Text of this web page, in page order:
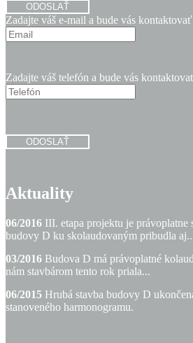
ODOSLAŤ
Zadajte váš e-mail a bude vás
Zadajte váš telefón a bude vás
ODOSLAŤ
Aktuality
06/2016 III. etapa projektu je právoplatne
budovy D ku skolaudovaným pribudla
03/2016 Budova D má právoplatné
nám stavbárom tento rok priala...
06/2015 Hrubá stavba budovy D
stanoveného harmonogramu.